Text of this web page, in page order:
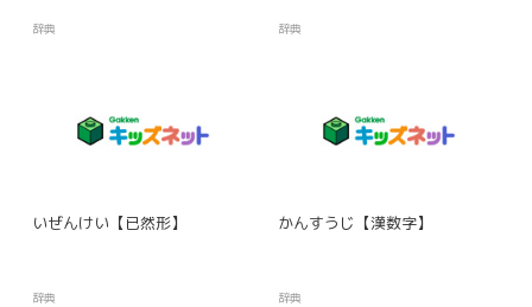
辞典 辞典
いぜんけい【已然形】
辞典
かんすうじ【漢数字】
辞典